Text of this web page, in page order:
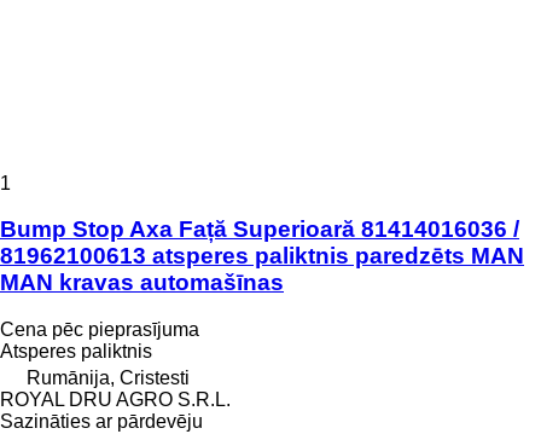
1
Bump Stop Axa Față Superioară 81414016036 /
81962100613 atsperes paliktnis paredzēts MAN
MAN kravas automašīnas
Cena pēc pieprasījuma
Atsperes paliktnis
Rumānija, Cristesti
ROYAL DRU AGRO S.R.L.
Sazināties ar pārdevēju